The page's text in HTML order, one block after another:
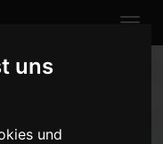
uns
und
II